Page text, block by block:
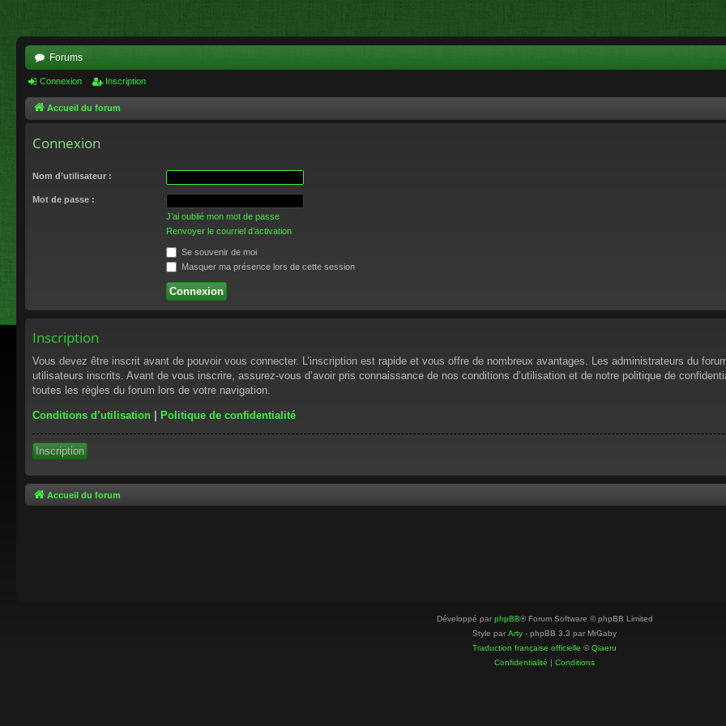
Forums
Connexion Inscription
Accueil du forum
Connexion
Nom d’utilisateur :
Mot de passe :
J’ai oublié mon mot de passe
Renvoyer le courriel d’activation
Se souvenir de moi
Masquer ma présence lors de cette session
Inscription
Vous devez être inscrit avant de pouvoir vous connecter. L’inscription est rapide et vous offre de nombreux avantages. Les administrateurs du
utilisateurs inscrits. Avant de vous inscrire, assurez-vous d’avoir pris connaissance de nos conditions d’utilisation et de notre politique de
toutes les règles du forum lors de votre navigation.
Conditions d’utilisation | Politique de confidentialité
Inscription
Accueil du forum
Développé par phpBB® Forum Software © phpBB Limited
Style par Arty - phpBB 3.3 par MrGaby
Traduction française officielle ©Qiaeru
Confidentialité | Conditions